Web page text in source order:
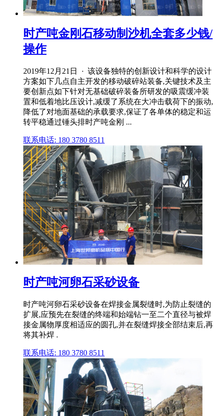
时产吨金刚石移动制沙机全套多少钱/
操作
2019年12月21日 · 该设备独特的创新设计和科学的设计
方案如下几点自主开发的移动破碎站装备,关键技术及主
要创新点如下针对无基础破碎装备所研发的吸震缓冲装
置和低着地比压设计,减缓了系统在大冲击载荷下的振动,
降低了对地面基础的承载要求,保证了各单体的稳定和运
转平稳通过锤头排时产吨金刚 ...
联系电话: 180 3780 8511
时产吨河卵石采砂设备
时产吨河卵石采砂设备在焊接金属裂缝时,为防止裂缝的
扩展,应预先在裂缝的终端和始端钻一至二个直径与被焊
接金属物厚度相适应的圆孔,并在裂缝焊接全部结束后,再
将其补焊 .
联系电话: 180 3780 8511